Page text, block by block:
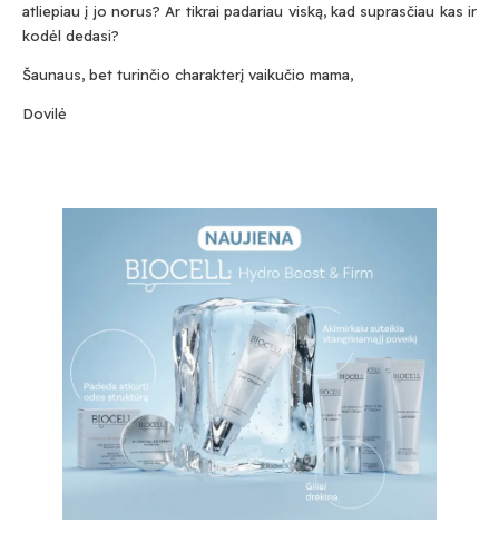
atliepiau į jo norus? Ar tikrai padariau viską, kad suprasčiau kas ir
kodėl dedasi?
Šaunaus, bet turinčio charakterį vaikučio mama,
Dovilė